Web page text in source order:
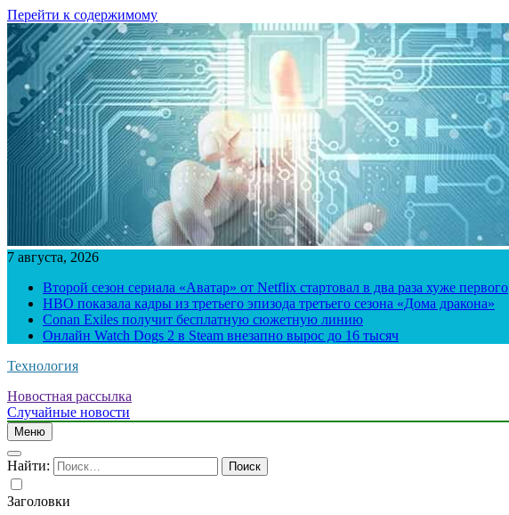
Перейти к содержимому
7 августа, 2026
Второй сезон сериала «Аватар» от Netflix стартовал в два раза хуже первого
HBO показала кадры из третьего эпизода третьего сезона «Дома дракона»
Conan Exiles получит бесплатную сюжетную линию
Онлайн Watch Dogs 2 в Steam внезапно вырос до 16 тысяч
Технология
Новостная рассылка
Случайные новости
Меню
Найти:
Заголовки